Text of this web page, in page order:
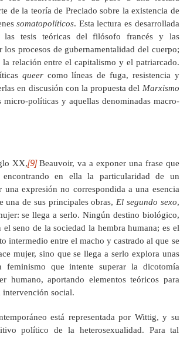
de la teoría de Preciado sobre la existencia de
somatopolíticos. Esta lectura es desarrollada
las tesis teóricas del filósofo francés y las
procesos de gubernamentalidad del cuerpo;
relación entre el capitalismo y el patriarcado.
queercomo líneas de fuga, resistencia y
en discusión con la propuesta del Marxismo
políticas y aquellas denominadas macro-
XX,[9]Beauvoir, va a exponer una frase que
encontrando en ella la particularidad de un
expresión no correspondida a una esencia
de sus principales obras, El segundo sexo,
se llega a serlo. Ningún destino biológico,
seno de la sociedad la hembra humana; es el
intermedio entre el macho y castrado al que se
mujer, sino que se llega a serlo explora unas
feminismo que intente superar la dicotomía
humano, aportando elementos teóricos para
intervención social.
está representada por Wittig, y su
político de la heterosexualidad. Para tal